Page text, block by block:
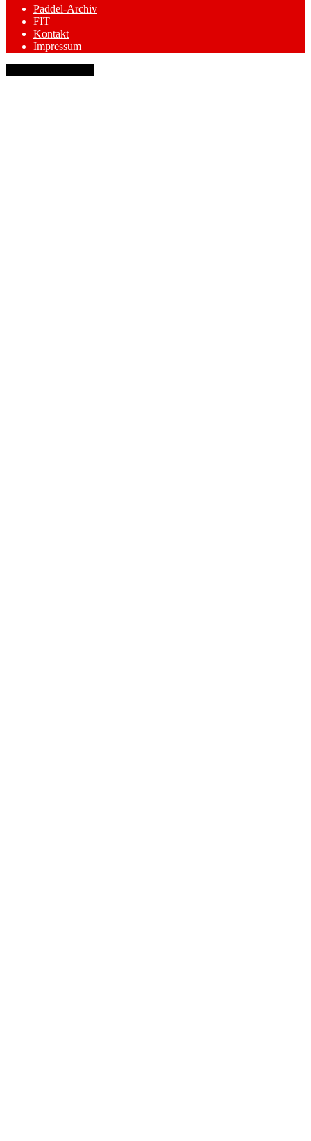
Paddel-Archiv
FIT
Kontakt
Impressum